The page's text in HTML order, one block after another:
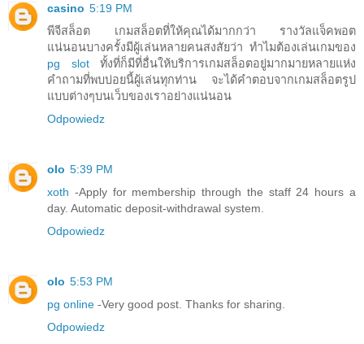
casino 5:19 PM
พีจีสล็อต เกมสล็อตที่ให้คุณได้มากกว่า รางวัลแจ็คพอต
แน่นอนบางครั้งมีผู้เล่นหลายคนสงสัยว่า ทำไมต้องเล่นเกมของ
pg slotทั้งที่ก็มีที่อื่นให้บริการเกมสล็อตอยู่มากมายหลายแห่ง
คำถามที่พบบ่อยนี้ผู้เล่นทุกท่าน จะได้คำตอบจากเกมสล็อตรูป
แบบต่างๆบนเว็บของเราอย่างแน่นอน
Odpowiedz
olo 5:39 PM
xoth -Apply for membership through the staff 24 hours a
day. Automatic deposit-withdrawal system.
Odpowiedz
olo 5:53 PM
pg online -Very good post. Thanks for sharing.
Odpowiedz